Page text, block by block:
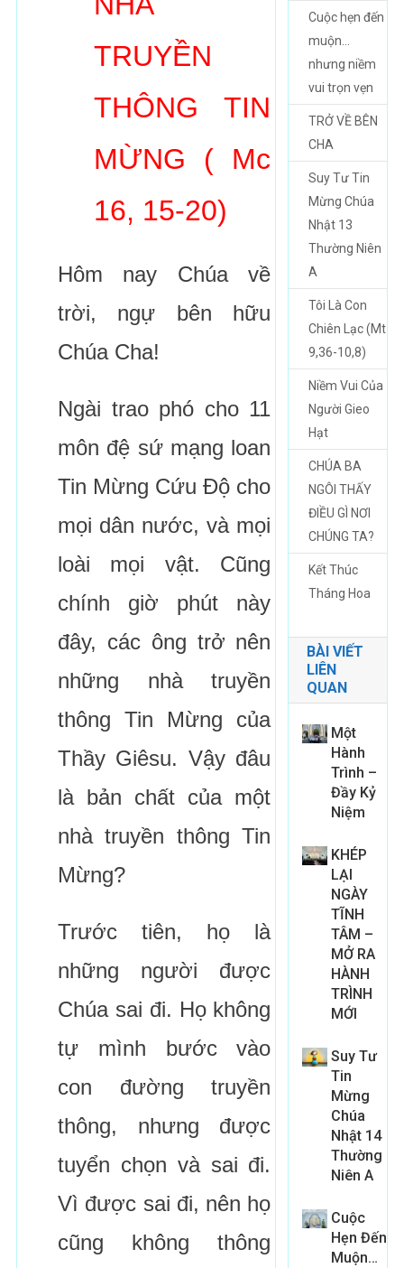
TRUYỀN
THÔNG TIN
MỪNG ( Mc
16, 15-20)
Hôm nay Chúa về
trời, ngự bên hữu
Chúa Cha!
Ngài trao phó cho 11
môn đệ sứ mạng loan
Tin Mừng Cứu Độ cho
mọi dân nước, và mọi
loài mọi vật. Cũng
chính giờ phút này
đây, các ông trở nên
những nhà truyền
thông Tin Mừng của
Thầy Giêsu. Vậy đâu
là bản chất của một
nhà truyền thông Tin
Mừng?
Trước tiên, họ là
những người được
Chúa sai đi. Họ không
tự mình bước vào
con đường truyền
thông, nhưng được
tuyển chọn và sai đi.
Vì được sai đi, nên họ
cũng không thông
Cuộc hẹn đến
muộn…
nhưng niềm
vui trọn vẹn
TRỞ VỀ BÊN
CHA
Suy Tư Tin
Mừng Chúa
Nhật 13
Thường Niên
A
Tôi Là Con
Chiên Lạc (Mt
9,36-10,8)
Niềm Vui Của
Người Gieo
Hạt
CHÚA BA
NGÔI THẤY
ĐIỀU GÌ NƠI
CHÚNG TA?
Kết Thúc
Tháng Hoa
BÀI VIẾT
LIÊN
QUAN
Một
Hành
Trình –
Đầy Kỷ
Niệm
KHÉP
LẠI
NGÀY
TĨNH
TÂM –
MỞ RA
HÀNH
TRÌNH
MỚI
Suy Tư
Tin
Mừng
Chúa
Nhật 14
Thường
Niên A
Cuộc
Hẹn Đến
Muộn…